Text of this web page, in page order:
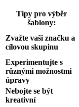
Tipy pro výběr
šablony:
Zvažte vaši značku a
cílovou skupinu
Experimentujte s
různými možnostmi
úpravy
Nebojte se být
kreativní